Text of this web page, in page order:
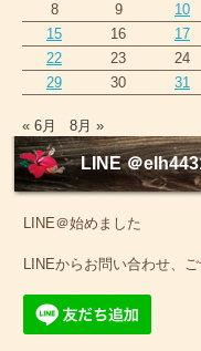
8
9 10
15
16 17
22
23 24
29
30 31
« 6月 8月 »
LINE ＠
LINE＠始めました
LINEからお問い合わせ、